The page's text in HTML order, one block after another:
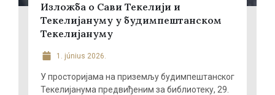
Изложба о Сави Текелији и
Текелијануму у будимпештанском
Текелијануму
1. június 2026.
У просторијама на приземљу будимпештанског
Текелијанума предвиђеним за библиотеку, 29.